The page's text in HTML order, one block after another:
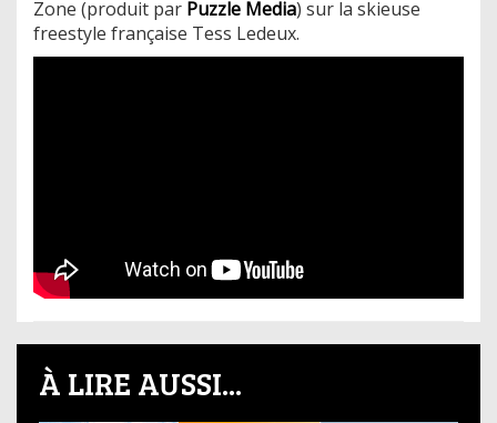
Zone (produit par Puzzle Media) sur la skieuse
freestyle française Tess Ledeux.
À LIRE AUSSI...